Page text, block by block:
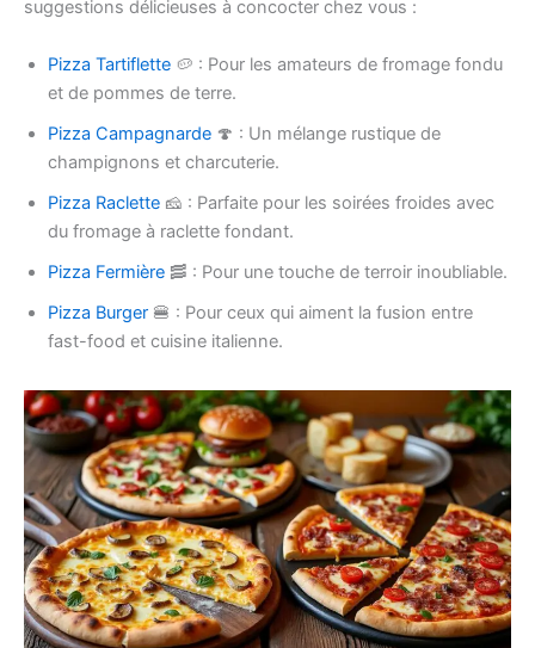
suggestions délicieuses à concocter chez vous :
Pizza Tartiflette 🥔 : Pour les amateurs de fromage fondu
et de pommes de terre.
Pizza Campagnarde 🍄 : Un mélange rustique de
champignons et charcuterie.
Pizza Raclette 🧀 : Parfaite pour les soirées froides avec
du fromage à raclette fondant.
Pizza Fermière 🥓 : Pour une touche de terroir inoubliable.
Pizza Burger 🍔 : Pour ceux qui aiment la fusion entre
fast-food et cuisine italienne.